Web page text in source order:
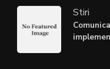
Stiri